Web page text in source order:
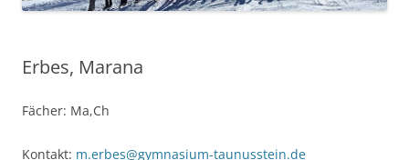
Erbes, Marana
Fächer: Ma,Ch
Kontakt: m.erbes@gymnasium-taunusstein.de